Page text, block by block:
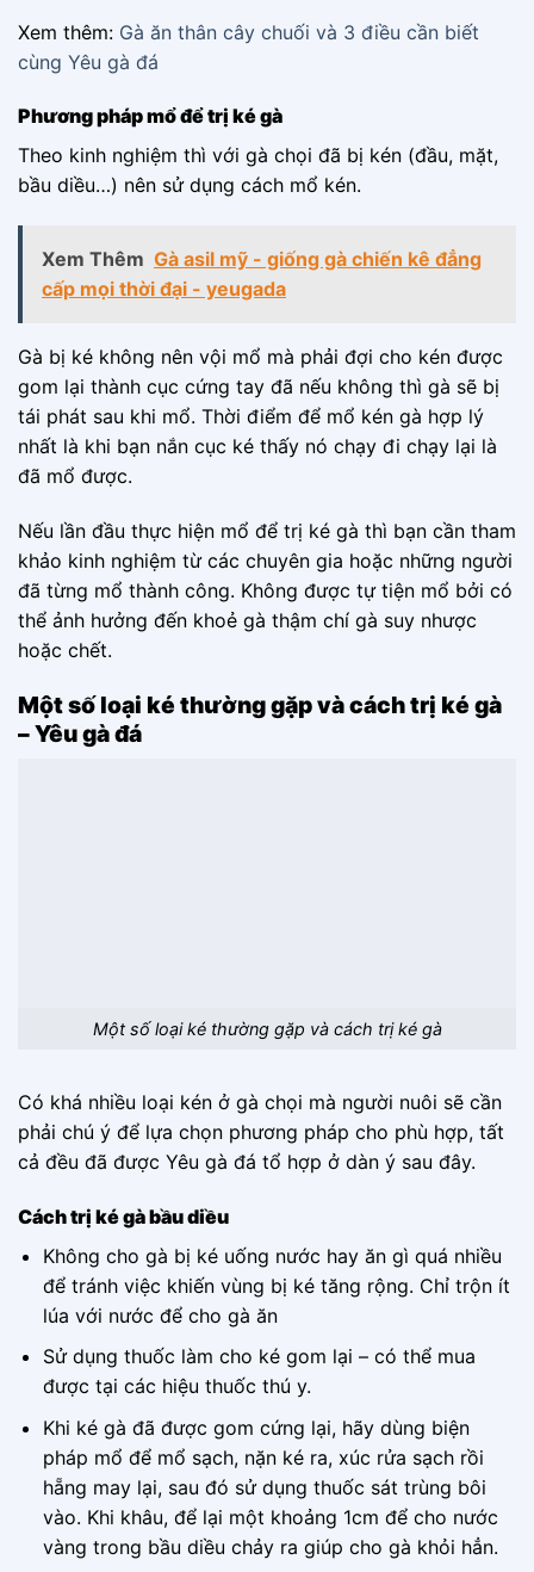
Xem thêm: Gà ăn thân cây chuối và 3 điều cần biết
cùng Yêu gà đá
Phương pháp mổ để trị ké gà
Theo kinh nghiệm thì với gà chọi đã bị kén (đầu, mặt,
bầu diều…) nên sử dụng cách mổ kén.
Xem Thêm Gà asil mỹ - giống gà chiến kê đẳng
cấp mọi thời đại - yeugada
Gà bị ké không nên vội mổ mà phải đợi cho kén được
gom lại thành cục cứng tay đã nếu không thì gà sẽ bị
tái phát sau khi mổ. Thời điểm để mổ kén gà hợp lý
nhất là khi bạn nắn cục ké thấy nó chạy đi chạy lại là
đã mổ được.
Nếu lần đầu thực hiện mổ để trị ké gà thì bạn cần tham
khảo kinh nghiệm từ các chuyên gia hoặc những người
đã từng mổ thành công. Không được tự tiện mổ bởi có
thể ảnh hưởng đến khoẻ gà thậm chí gà suy nhược
hoặc chết.
Một số loại ké thường gặp và cách trị ké gà
– Yêu gà đá
Một số loại ké thường gặp và cách trị ké gà
Có khá nhiều loại kén ở gà chọi mà người nuôi sẽ cần
phải chú ý để lựa chọn phương pháp cho phù hợp, tất
cả đều đã được Yêu gà đá tổ hợp ở dàn ý sau đây.
Cách trị ké gà bầu diều
Không cho gà bị ké uống nước hay ăn gì quá nhiều
để tránh việc khiến vùng bị ké tăng rộng. Chỉ trộn ít
lúa với nước để cho gà ăn
Sử dụng thuốc làm cho ké gom lại – có thể mua
được tại các hiệu thuốc thú y.
Khi ké gà đã được gom cứng lại, hãy dùng biện
pháp mổ để mổ sạch, nặn ké ra, xúc rửa sạch rồi
hẵng may lại, sau đó sử dụng thuốc sát trùng bôi
vào. Khi khâu, để lại một khoảng 1cm để cho nước
vàng trong bầu diều chảy ra giúp cho gà khỏi hẳn.